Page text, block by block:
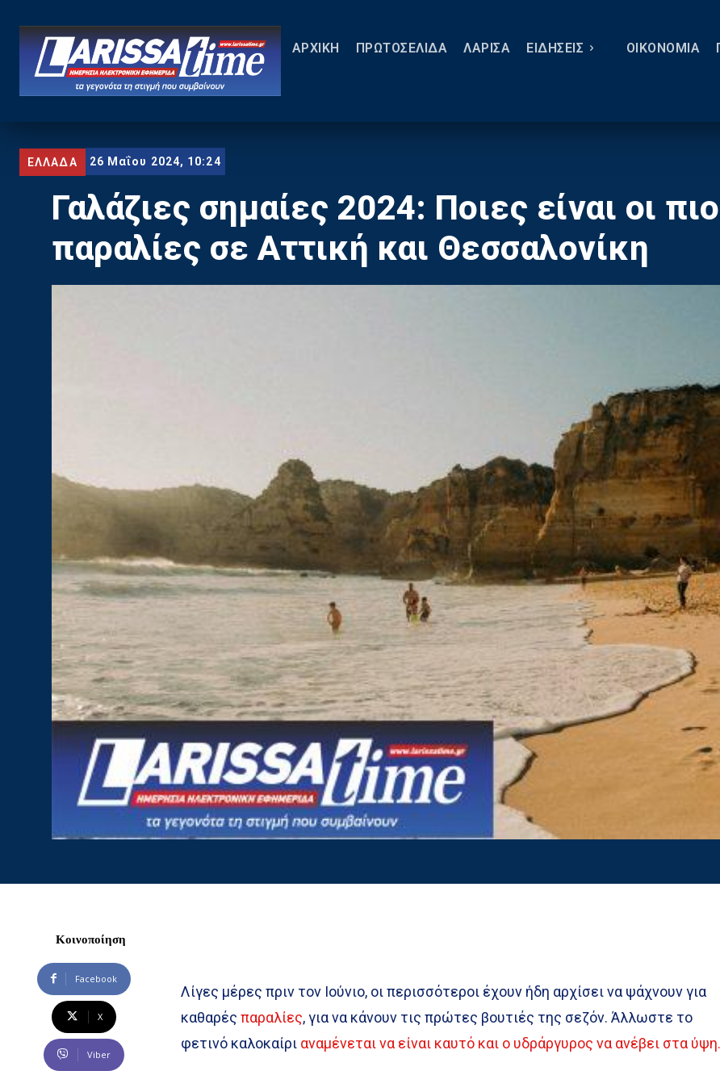
ΑΡΧΙΚΗ ΠΡΩΤΟΣΕΛΙΔΑ ΛΑΡΙΣΑ ΕΙΔΗΣΕΙΣ ΟΙΚΟΝΟΜΙΑ
ΕΛΛΑΔΑ 26 Μαΐου 2024, 10:24
Γαλάζιες σημαίες 2024: Ποιες είναι οι
παραλίες σε Αττική και Θεσσαλονίκη
Κοινοποίηση
Facebook
X
Viber
Λίγες μέρες πριν τον Ιούνιο, οι περισσότεροι έχουν ήδη αρχίσει να ψάχνουν για
καθαρέςπαραλίες, για να κάνουν τις πρώτες βουτιές της σεζόν. Άλλωστε το
φετινό καλοκαίρι αναμένεται να είναι καυτό και ο υδράργυρος να ανέβει στα ύψη.